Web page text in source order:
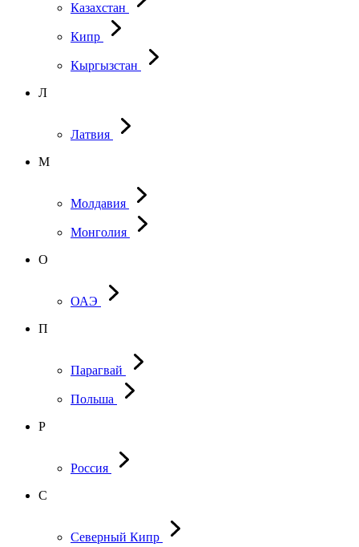
Казахстан
Кипр
Кыргызстан
Л
Латвия
М
Молдавия
Монголия
О
ОАЭ
П
Парагвай
Польша
Р
Россия
С
Северный Кипр